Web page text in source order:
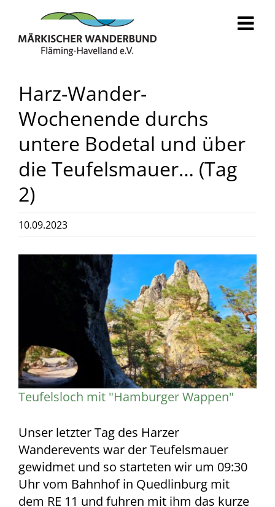
springen
Harz-Wander-
Wochenende durchs
untere Bodetal und über
die Teufelsmauer… (Tag
2)
10.09.2023
Teufelsloch mit "Hamburger Wappen"
Unser letzter Tag des Harzer
Wanderevents war der Teufelsmauer
gewidmet und so starteten wir um 09:30
Uhr vom Bahnhof in Quedlinburg mit
dem RE 11 und fuhren mit ihm das kurze